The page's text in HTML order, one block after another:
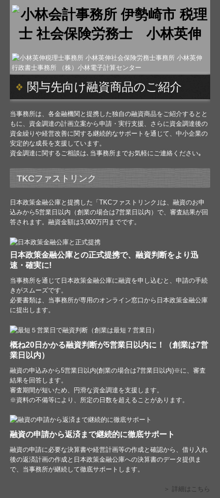
関与先向け融資商品のご紹介
当事務所は、各金融機関と提携した独自の融資商品をご紹介するとと
もに、資金調達の計画立案から申請・実行支援、さらに資金調達後の
資金繰りや経営改善に関する継続的なサポートを通じて、中小企業の
安定的な成長を支援しています。
資金調達に関するご相談は､当事務所までお気軽にご連絡ください｡
TKCファストリンク
日本政策金融公庫と提携した「TKCファストリンク｣は、融資のお申
込みから5営業日以内（創業の場合は7営業日以内）で、審査結果が回
答されます。融資金額は3,000万円までです。
日本政策金融公庫との正式提携で、融資判断をより迅
速・確実に!
当事務所を通じて 日本政策金融公庫に融資を申し込むと、申請の手続
きがスムーズです。
必要書類は、当事務所が専用のオンライン窓口から日本政策金融公庫
に提出します。
概ね20日かかる融資判断が5営業日以内に！（創業は7営
業日以内）
融資の申込みから5営業日以内(創業の場合は7営業日以内)※に、審査
結果を回答します。
審査期間が短いため、円滑な資金調達を支援します。
※資料の不備等により、所定の日数を超えることがあります。
融資の申請から返済まで継続的に徹底サポート
融資の申請に必要な決算書や経営計画等の作成と確認から、借り入れ
後の返済計画の作成と日本政策金融公庫への決算書のデータ提供ま
で、当事務所が継続して徹底サポートします。
＞ 詳細はこちら